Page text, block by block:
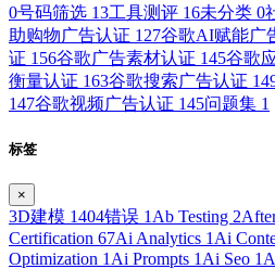
0号码筛选 13工具测评 16未分类 0
助购物广告认证 127谷歌AI赋能广
证 156谷歌广告素材认证 145谷歌
衡量认证 163谷歌搜索广告认证
147谷歌视频广告认证 145问题集 1
标签
×
3D建模 1404错误 1 Ab Testing 2
Certification 67Ai Analytics 1 Ai
Optimization 1 Ai Prompts 1 Ai Seo 1